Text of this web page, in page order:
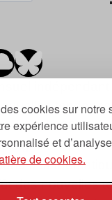
cookies sur notre
expérience
et
de cookies.
indépendant
date de 2007.
signifie «
à la
des nouvelles